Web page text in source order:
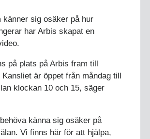
känner sig osäker på hur
har Arbis skapat en
på plats på Arbis fram till
Kansliet är öppet från måndag till
klockan 10 och 15, säger
känna sig osäker på
Vi finns här för att hjälpa,